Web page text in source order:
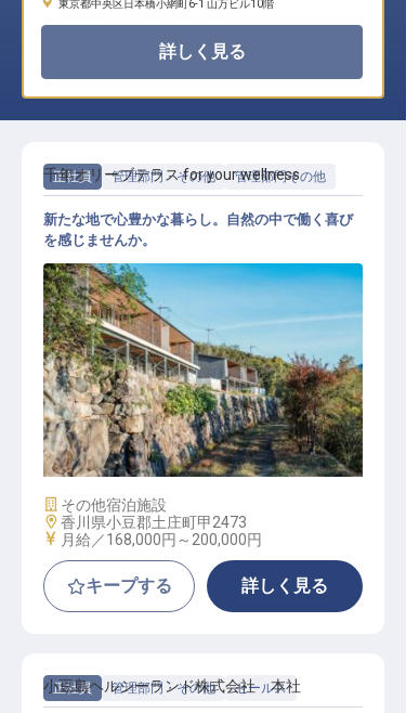
東京都中央区日本橋小網町6-1 山万ビル10階
詳しく見る
正社員 管理部門・その他 管理部門その他
オリーヴ栽培技術職
千年オリーブテラス for your wellness
新たな地で心豊かな暮らし。自然の中で働く喜び
を感じませんか。
施設業態
その他宿泊施設
勤務地
香川県小豆郡土庄町甲2473
給与
月給／168,000円～ 200,000円
キープする 詳しく見る
正社員 管理部門・その他 セールス
小豆島ヘルシーランド株式会社 本社